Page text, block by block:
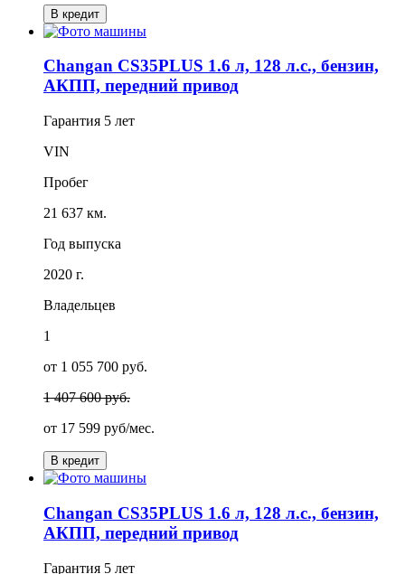
В кредит
Changan CS35PLUS 1.6 л, 128 л.с., бензин,
АКПП, передний привод
Гарантия 5 лет
VIN
Пробег
21 637 км.
Год выпуска
2020 г.
Владельцев
1
от 1 055 700 руб.
1 407 600 руб.
от 17 599 руб/мес.
В кредит
Changan CS35PLUS 1.6 л, 128 л.с., бензин,
АКПП, передний привод
Гарантия 5 лет